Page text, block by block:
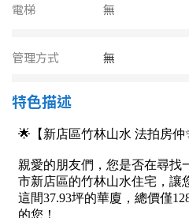
台南市
澎湖縣
屏東縣
台東縣
60~70 坪
80坪以上
樓層
電梯
無
管理方式 無
特色描述